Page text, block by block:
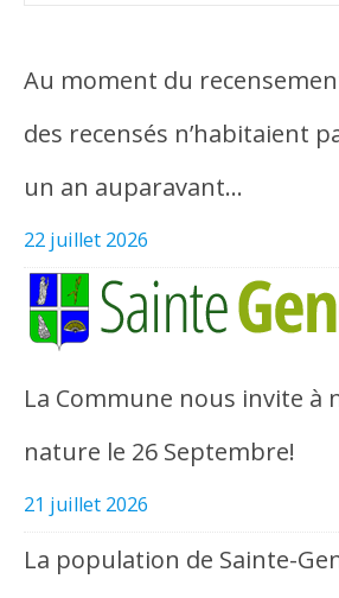
Au moment du
des recensés n’habitaient
un an auparavant…
22 juillet 2026
La Commune nous invite à
nature le 26 Septembre!
21 juillet 2026
La population de Sainte-